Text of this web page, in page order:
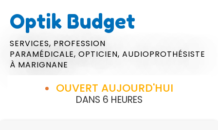
Optik Budget
SERVICES, PROFESSION
PARAMÉDICALE, OPTICIEN, AUDIOPROTHÉSISTE
À MARIGNANE
OUVERT AUJOURD'HUI
DANS 6 HEURES